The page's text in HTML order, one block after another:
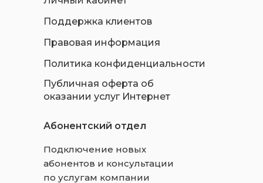
Поддержка клиентов
Политика конфиденциальности
Публичная оферта об
оказании услуг Интернет
Правовая информация
Подключение новых
абонентов и консультации
по услугам компании
Абонентский отдел